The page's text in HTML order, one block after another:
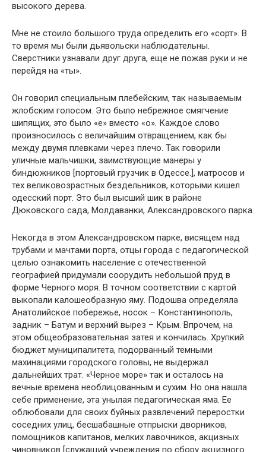
высокого дерева.
Мне не стоило большого труда определить его «сорт». В
то время мы были дьявольски наблюдательны.
Сверстники узнавали друг друга, еще не пожав руки и не
перейдя на «ты».
Он говорил специальным плебейским, так называемым
жлобским голосом. Это было небрежное смягчение
шипящих, это было «е» вместо «о». Каждое слово
произносилось с величайшим отвращением, как бы
между двумя плевками через плечо. Так говорили
уличные мальчишки, заимствующие манеры у
биндюжников [портовый грузчик в Одессе.], матросов и
тех великовозрастных бездельников, которыми кишел
одесский порт. Это был высший шик в районе
Дюковского сада, Молдаванки, Александровского парка.
Некогда в этом Александровском парке, висящем над
трубами и мачтами порта, отцы города с педагогической
целью ознакомить население с отечественной
географией придумали соорудить небольшой пруд в
форме Черного моря. В точном соответствии с картой
выкопали калошеобразную яму. Подошва определяла
Анатолийское побережье, носок – Константинополь,
задник – Батум и верхний вырез – Крым. Впрочем, на
этом общеобразовательная затея и кончилась. Хрупкий
бюджет муниципалитета, подорванный темными
махинациями городского головы, не выдержал
дальнейших трат. «Черное море» так и осталось на
вечные времена необлицованным и сухим. Но она нашла
себе применение, эта унылая педагогическая яма. Ее
облюбовали для своих буйных развлечений переростки
соседних улиц, бесшабашные отпрыски дворников,
помощников капитанов, мелких лавочников, акцизных
чиновников [служащий учреждения по сбору акцизного